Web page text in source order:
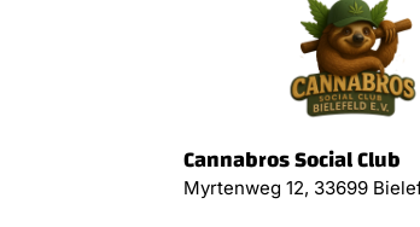
Cannabros Social Club
Myrtenweg 12, 33699